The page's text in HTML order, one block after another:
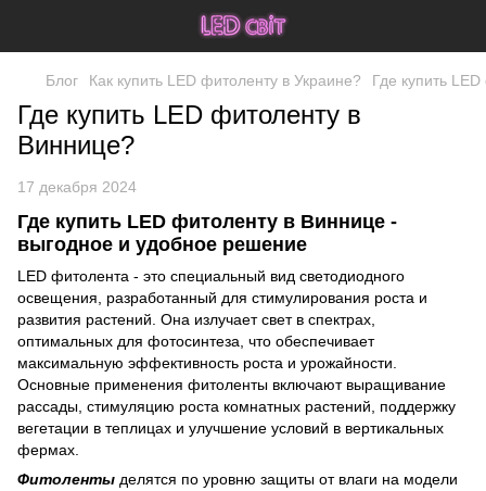
Блог Как купить LED фитоленту в Украине? Где купить
Где купить LED фитоленту в
Виннице?
17 декабря 2024
Где купить LED фитоленту в Виннице -
выгодное и удобное решение
LED фитолента - это специальный вид светодиодного
освещения, разработанный для стимулирования роста и
развития растений. Она излучает свет в спектрах,
оптимальных для фотосинтеза, что обеспечивает
максимальную эффективность роста и урожайности.
Основные применения фитоленты включают выращивание
рассады, стимуляцию роста комнатных растений, поддержку
вегетации в теплицах и улучшение условий в вертикальных
фермах.
Фитоленты делятся по уровню защиты от влаги на модели